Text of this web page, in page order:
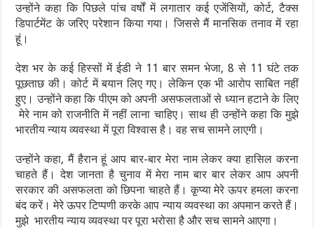
उन्होंने कहा कि पिछले पांच वर्षों में लगातार कई एजेंसियों, कोर्ट, टैक्स
डिपार्टमेंट के जरिए परेशान किया गया। जिससे मैं मानसिक तनाव में रहा
हूं।
देश भर के कई हिस्सों में ईडी ने 11 बार समन भेजा, 8 से 11 घंटे तक
पूछताछ की। कोर्ट में बयान लिए गए। लेकिन एक भी आरोप साबित नहीं
हुए। उन्होंने कहा कि पीएम को अपनी असफलताओं से ध्यान हटाने के लिए
मेरे नाम को राजनीति में नहीं लाना चाहिए। साथ ही उन्होंने कहा कि मुझे
भारतीय न्याय व्यवस्था में पूरा विश्वास है। वह सच सामने लाएगी।
उन्होंने कहा, मैं हैरान हूं आप बार-बार मेरा नाम लेकर क्या हासिल करना
चाहते हैं। देश जानता है चुनाव में मेरा नाम बार बार लेकर आप अपनी
सरकार की असफलता को छिपना चाहते हैं। कृ्प्या मेरे ऊपर हमला करना
बंद करें। मेरे ऊपर टिप्पणी करके आप न्याय व्यवस्था का अपमान करते हैं।
मुझे भारतीय न्याय व्यवस्था पर पूरा भरोसा है और सच सामने आएगा।